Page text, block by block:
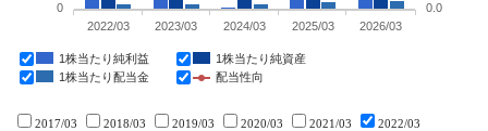
1株当たり純利益
1株当たり純資産
1株当たり配当金
配当性向
2022/03 2023/03 2024/03 2025/03 2026/03
0 0.0
2017/03 2018/03 2019/03 2020/03 2021/03
2022/03